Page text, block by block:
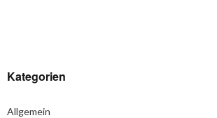
Kategorien
Allgemein